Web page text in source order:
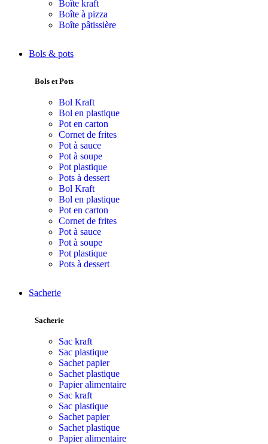
Boîte kraft
Boîte à pizza
Boîte pâtissière
Bols & pots
Bols et Pots
Bol Kraft
Bol en plastique
Pot en carton
Cornet de frites
Pot à sauce
Pot à soupe
Pot plastique
Pots à dessert
Bol Kraft
Bol en plastique
Pot en carton
Cornet de frites
Pot à sauce
Pot à soupe
Pot plastique
Pots à dessert
Sacherie
Sacherie
Sac kraft
Sac plastique
Sachet papier
Sachet plastique
Papier alimentaire
Sac kraft
Sac plastique
Sachet papier
Sachet plastique
Papier alimentaire